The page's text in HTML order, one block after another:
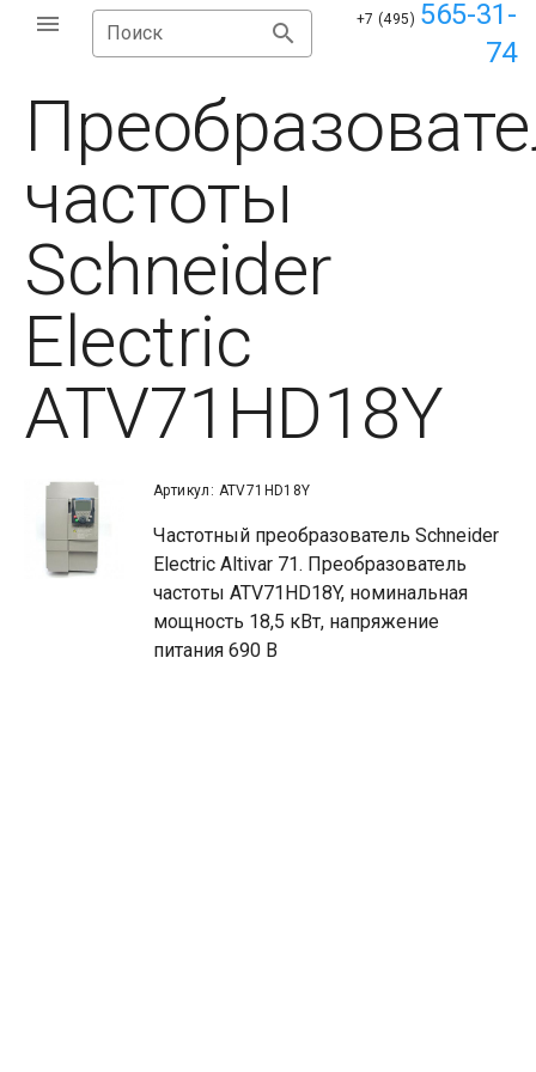
Поиск
+7 (495) 565-31-
74
частоты
Schneider
Electric
ATV71HD18Y
Артикул: ATV71HD18Y
Частотный преобразователь Schneider
Electric Altivar 71. Преобразователь
частоты ATV71HD18Y, номинальная
мощность 18,5 кВт, напряжение
питания 690 В